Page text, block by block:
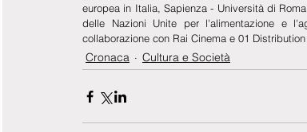
europea in Italia, Sapienza - Università di
delle Nazioni Unite per l'alimentazione e
collaborazione con Rai Cinema e 01
Cronaca Cultura e Società